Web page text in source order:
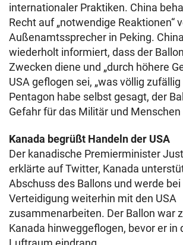
internationaler Praktiken. China
Recht auf „notwendige Reaktionen“
Außenamtssprecher in Peking.
wiederholt informiert, dass der
Zwecken diene und „durch höhere
USA geflogen sei, „was völlig zufällig
Pentagon habe selbst gesagt, der
Gefahr für das Militär und Menschen
Kanada begrüßt Handeln der USA
Der kanadische Premierminister
erklärte auf Twitter, Kanada
Abschuss des Ballons und werde
Verteidigung weiterhin mit den USA
zusammenarbeiten. Der Ballon war
Kanada hinweggeflogen, bevor er in